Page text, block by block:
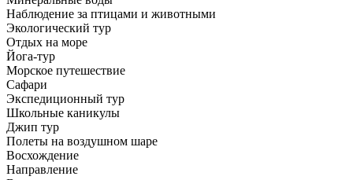
Наблюдение за птицами и животными
Экологический тур
Отдых на море
Йога-тур
Морское путешествие
Сафари
Экспедиционный тур
Школьные каникулы
Джип тур
Полеты на воздушном шаре
Восхождение
Направлениe